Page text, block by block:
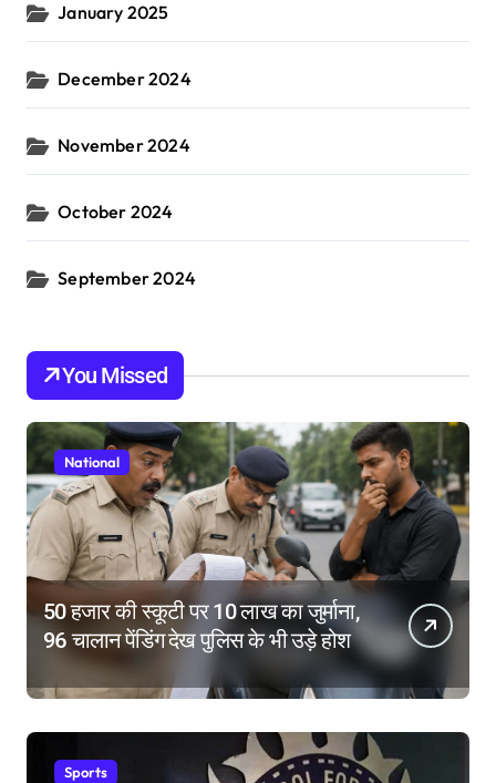
January 2025
December 2024
November 2024
October 2024
September 2024
You Missed
National
50 हजार की स्कूटी पर 10 लाख का जुर्माना,
96 चालान पेंडिंग देख पुलिस के भी उड़े होश
Sports